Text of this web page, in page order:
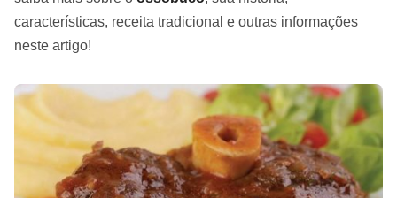
características, receita tradicional e outras informações
neste artigo!